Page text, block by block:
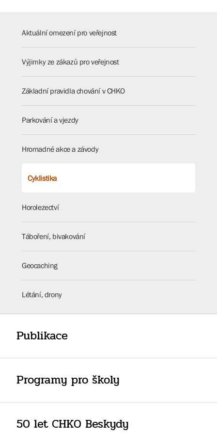
Aktuální omezení pro veřejnost
Výjimky ze zákazů pro veřejnost
Základní pravidla chování v CHKO
Parkování a vjezdy
Hromadné akce a závody
Cyklistika
Horolezectví
Táboření, bivakování
Geocaching
Létání, drony
Publikace
Programy pro školy
50 let CHKO Beskydy